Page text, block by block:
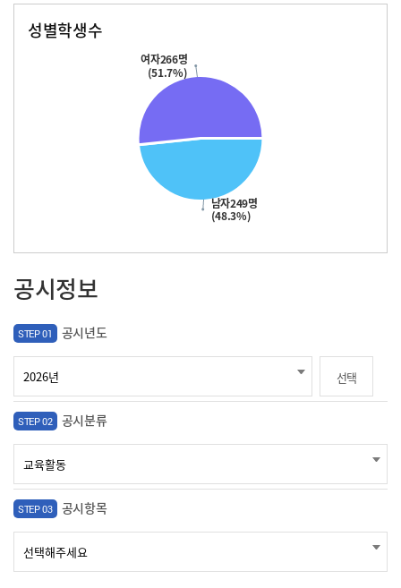
성별학생수
남자249명
(48.3%)
여자266명
(51.7%)
공시정보
STEP 01 공시년도
선택
STEP 02 공시분류
STEP 03 공시항목